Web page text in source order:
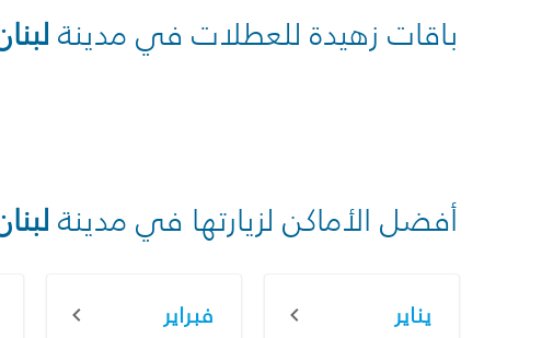
باقات زهيدة للعطلات في مدينة
أفضل الأماكن لزيارتها في مدينة
يناير فبراير